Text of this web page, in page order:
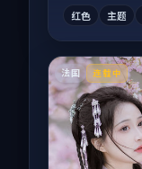
红色 主题
法国 连载中